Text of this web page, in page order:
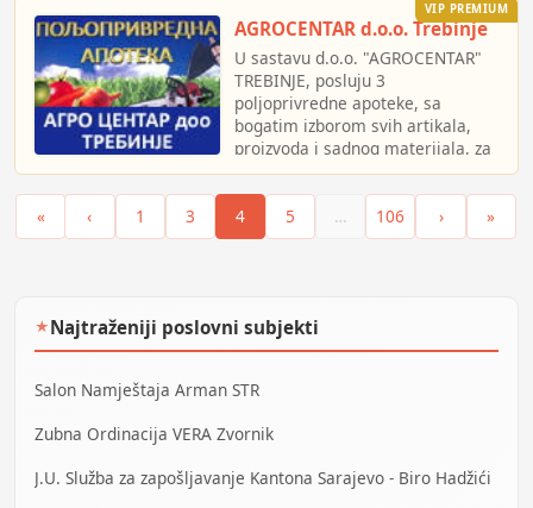
VIP PREMIUM
AGROCENTAR d.o.o. Trebinje
U sastavu d.o.o. "AGROCENTAR"
TREBINJE, posluju 3
poljoprivredne apoteke, sa
bogatim izborom svih artikala,
proizvoda i sadnog materijala, za
potrebe poljoprivrede. Takođe,
nudimo savjetodavne usluge.
«
‹ 1 3 4 5 … 106 › »
★Najtraženiji poslovni subjekti
Salon Namještaja Arman STR
Zubna Ordinacija VERA Zvornik
J.U. Služba za zapošljavanje Kantona Sarajevo - Biro Hadžići